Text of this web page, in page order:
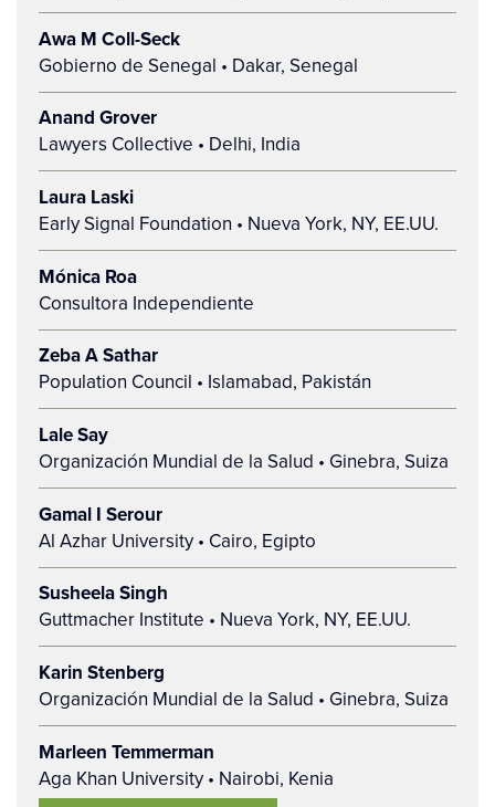
Awa M Coll-Seck
Gobierno de Senegal • Dakar, Senegal
Anand Grover
Lawyers Collective • Delhi, India
Laura Laski
Early Signal Foundation • Nueva York, NY, EE.UU.
Mónica Roa
Consultora Independiente
Zeba A Sathar
Population Council • Islamabad, Pakistán
Lale Say
Organización Mundial de la Salud • Ginebra, Suiza
Gamal I Serour
Al Azhar University • Cairo, Egipto
Susheela Singh
Guttmacher Institute • Nueva York, NY, EE.UU.
Karin Stenberg
Organización Mundial de la Salud • Ginebra, Suiza
Marleen Temmerman
Aga Khan University • Nairobi, Kenia